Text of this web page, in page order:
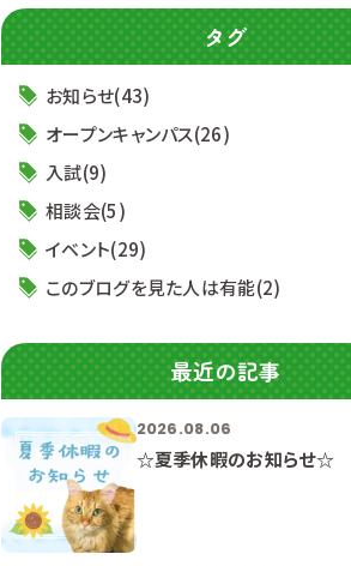
タグ
お知らせ(43)
オープンキャンパス(26)
入試(9)
相談会(5)
イベント(29)
このブログを見た人は有能(2)
最近の記事
2026.08.06
☆夏季休暇のお知らせ☆